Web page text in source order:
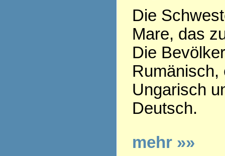
Die
Mare, das
Die
Rumänisch,
Ungarisch
Deutsch.
mehr »»